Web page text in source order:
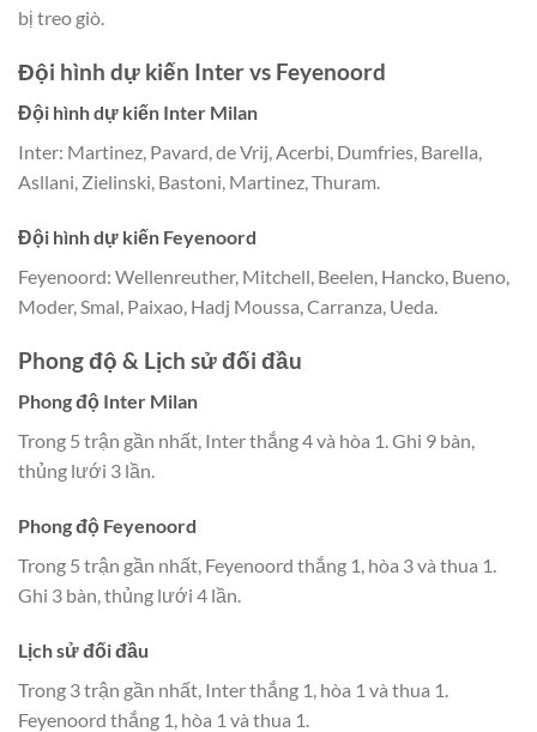
bị treo giò.
Đội hình dự kiến Inter vs Feyenoord
Đội hình dự kiến Inter Milan
Inter: Martinez, Pavard, de Vrij, Acerbi, Dumfries, Barella,
Asllani, Zielinski, Bastoni, Martinez, Thuram.
Đội hình dự kiến Feyenoord
Feyenoord: Wellenreuther, Mitchell, Beelen, Hancko, Bueno,
Moder, Smal, Paixao, Hadj Moussa, Carranza, Ueda.
Phong độ & Lịch sử đối đầu
Phong độ Inter Milan
Trong 5 trận gần nhất, Inter thắng 4 và hòa 1. Ghi 9 bàn,
thủng lưới 3 lần.
Phong độ Feyenoord
Trong 5 trận gần nhất, Feyenoord thắng 1, hòa 3 và thua 1.
Ghi 3 bàn, thủng lưới 4 lần.
Lịch sử đối đầu
Trong 3 trận gần nhất, Inter thắng 1, hòa 1 và thua 1.
Feyenoord thắng 1, hòa 1 và thua 1.